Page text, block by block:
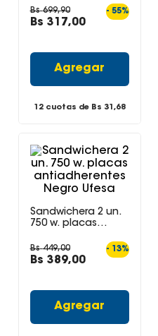
Bs 699,90
Bs 317,00
- 55%
Agregar
12 cuotas de Bs 31,68
Sandwichera 2 un.
750 w. placas
Negro Ufesa
Bs 449,00
Bs 389,00
- 13%
Agregar